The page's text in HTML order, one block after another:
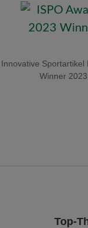
Innovative Sportartikel
Winner 2023
Top-